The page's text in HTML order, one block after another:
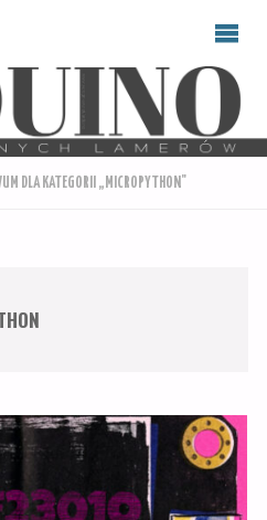
DLA KATEGORII „MICROPYTHON"